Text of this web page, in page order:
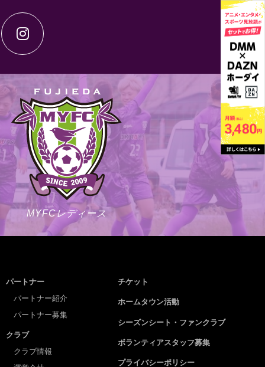
MYFCレディース
パートナー
パートナー紹介
パートナー募集
クラブ
クラブ情報
チケット
ホームタウン活動
シーズンシート・ファンクラブ
ボランティアスタッフ募集
プライバシーポリシー